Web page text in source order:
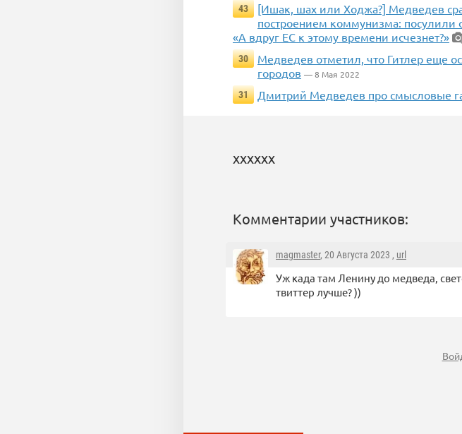
43
[Ишак, шах или Ходжа?] Медведев
построением коммунизма: посулили
«А вдруг ЕС к этому времени исчезнет?»
30
Медведев отметил, что Гитлер еще
городов — 8 Мая 2022
31
Дмитрий Медведев про смысловые
хххххх
Комментарии участников:
magmaster, 20 Августа 2023 , url
Уж када там Ленину до медведа,
твиттер лучше? ))